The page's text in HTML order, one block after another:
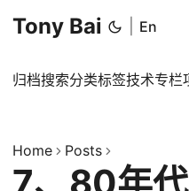
Tony Bai En
归档搜索分类标签技术专栏
Home Posts